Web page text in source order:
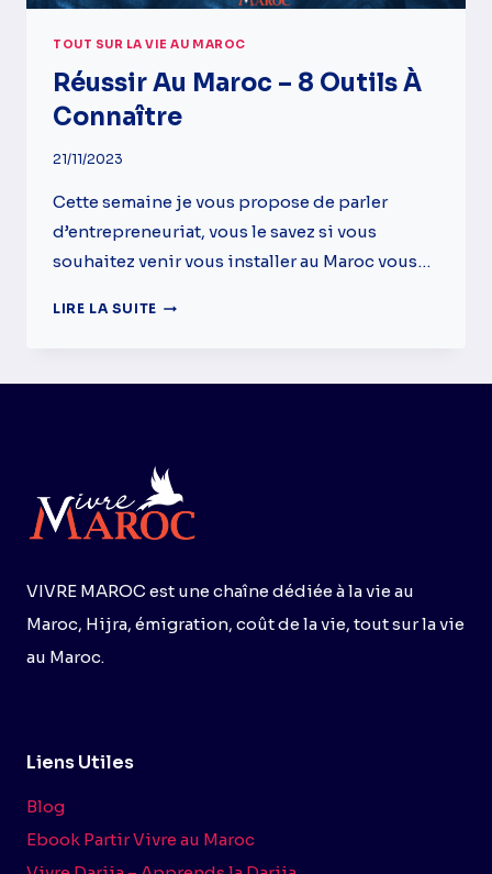
TOUT SUR LA VIE AU MAROC
Réussir Au Maroc – 8 Outils À
Connaître
21/11/2023
Cette semaine je vous propose de parler
d’entrepreneuriat, vous le savez si vous
souhaitez venir vous installer au Maroc vous…
LIRE LA SUITE RÉUSSIR
CONNAÎTRE
VIVRE MAROC est une chaîne dédiée à la vie au
Maroc, Hijra, émigration, coût de la vie, tout sur la vie
au Maroc.
Liens Utiles
Blog
Ebook Partir Vivre au Maroc